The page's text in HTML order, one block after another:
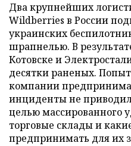
Два крупнейших
Wildberries в России
украинских
шрапнелью. В
Котовске и
десятки раненых.
компании
инциденты не
целью массированного
торговые склады и
предпринимать для их